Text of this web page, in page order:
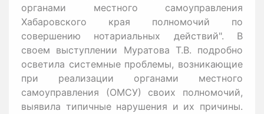
органами местного самоуправления
Хабаровского края полномочий по
совершению нотариальных действий". В
своем выступлении Муратова Т.В. подробно
осветила системные проблемы, возникающие
при реализации органами местного
самоуправления (ОМСУ) своих полномочий,
выявила типичные нарушения и их причины.